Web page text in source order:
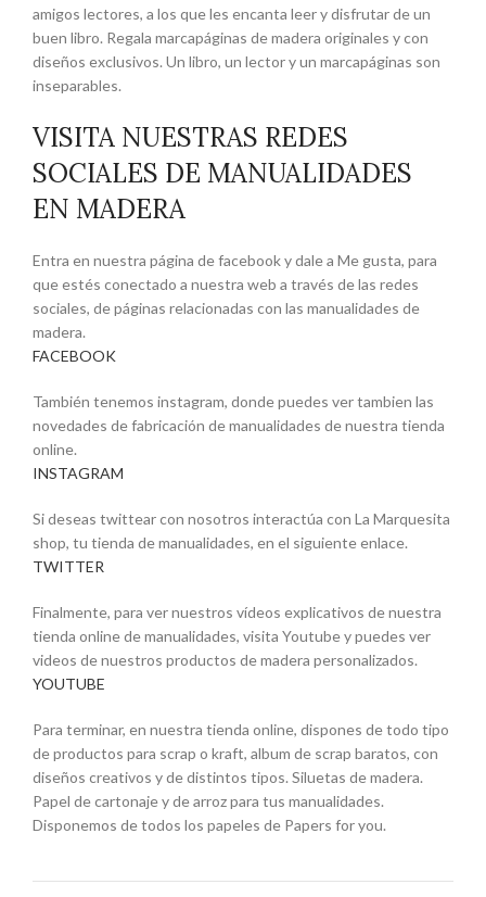
amigos lectores, a los que les encanta leer y disfrutar de un
buen libro. Regala marcapáginas de madera originales y con
diseños exclusivos. Un libro, un lector y un marcapáginas son
inseparables.
VISITA NUESTRAS REDES
SOCIALES DE MANUALIDADES
EN MADERA
Entra en nuestra página de facebook y dale a Me gusta, para
que estés conectado a nuestra web a través de las redes
sociales, de páginas relacionadas con las manualidades de
madera.
FACEBOOK
También tenemos instagram, donde puedes ver tambien las
novedades de fabricación de manualidades de nuestra tienda
online.
INSTAGRAM
Si deseas twittear con nosotros interactúa con La Marquesita
shop, tu tienda de manualidades, en el siguiente enlace.
TWITTER
Finalmente, para ver nuestros vídeos explicativos de nuestra
tienda online de manualidades, visita Youtube y puedes ver
videos de nuestros productos de madera personalizados.
YOUTUBE
Para terminar, en nuestra tienda online, dispones de todo tipo
de productos para scrap o kraft, album de scrap baratos, con
diseños creativos y de distintos tipos. Siluetas de madera.
Papel de cartonaje y de arroz para tus manualidades.
Disponemos de todos los papeles de Papers for you.